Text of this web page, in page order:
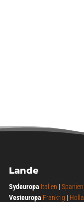
Lande
Sydeuropa Italien | Spanien
Vesteuropa Frankrig |